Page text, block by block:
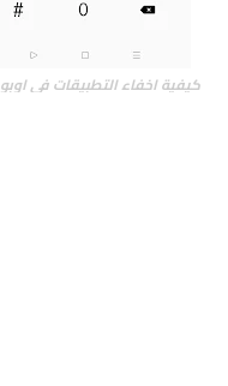
كيفية اخفاء التطبيقات في اوبو oppo